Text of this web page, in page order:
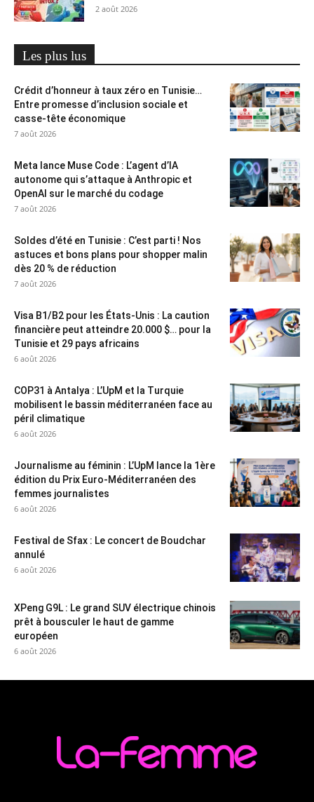
2 août 2026
Les plus lus
Crédit d’honneur à taux zéro en Tunisie…
Entre promesse d’inclusion sociale et
casse-tête économique
7 août 2026
Meta lance Muse Code : L’agent d’IA
autonome qui s’attaque à Anthropic et
OpenAI sur le marché du codage
7 août 2026
Soldes d’été en Tunisie : C’est parti ! Nos
astuces et bons plans pour shopper malin
dès 20 % de réduction
7 août 2026
Visa B1/B2 pour les États-Unis : La caution
financière peut atteindre 20.000 $… pour la
Tunisie et 29 pays africains
6 août 2026
COP31 à Antalya : L’UpM et la Turquie
mobilisent le bassin méditerranéen face au
péril climatique
6 août 2026
Journalisme au féminin : L’UpM lance la 1ère
édition du Prix Euro-Méditerranéen des
femmes journalistes
6 août 2026
Festival de Sfax : Le concert de Boudchar
annulé
6 août 2026
XPeng G9L : Le grand SUV électrique chinois
prêt à bousculer le haut de gamme
européen
6 août 2026